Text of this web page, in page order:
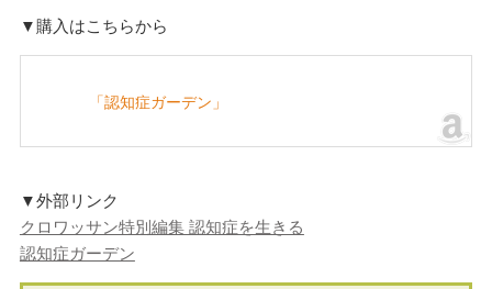
▼購入はこちらから
「認知症ガーデン」
▼外部リンク
クロワッサン特別編集 認知症を生きる
認知症ガーデン